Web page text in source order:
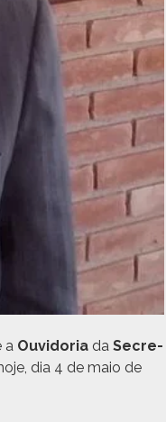
a Ouvi­do­ria da Sec­re­
dia 4 de maio de